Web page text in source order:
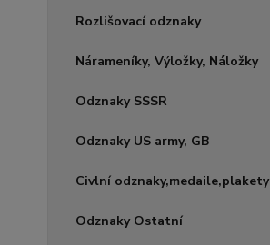
Rozlišovací odznaky
Nárameníky, Výložky, Náložky
Odznaky SSSR
Odznaky US army, GB
Civlní odznaky,medaile,plakety
Odznaky Ostatní